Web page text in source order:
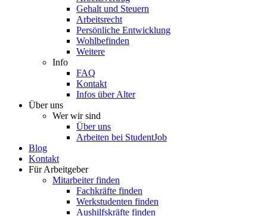
Gehalt und Steuern
Arbeitsrecht
Persönliche Entwicklung
Wohlbefinden
Weitere
Info
FAQ
Kontakt
Infos über Alter
Über uns
Wer wir sind
Über uns
Arbeiten bei StudentJob
Blog
Kontakt
Für Arbeitgeber
Mitarbeiter finden
Fachkräfte finden
Werkstudenten finden
Aushilfskräfte finden